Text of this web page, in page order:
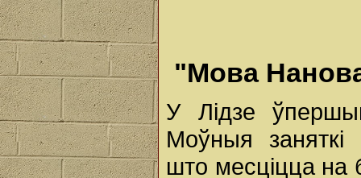
"Мова
У Лідзе
Моўныя
што месціцца на